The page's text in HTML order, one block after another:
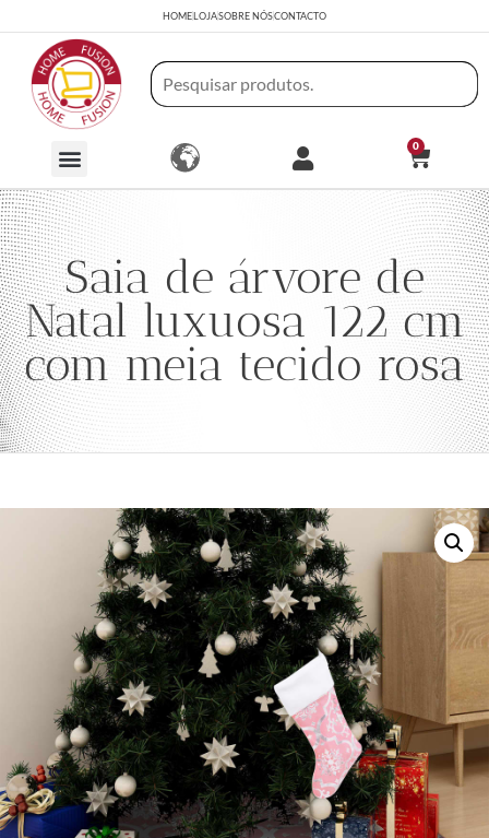
HOMELOJASOBRE NÓSCONTACTO
0
Saia de árvore de
Natal luxuosa 122 cm
com meia tecido rosa